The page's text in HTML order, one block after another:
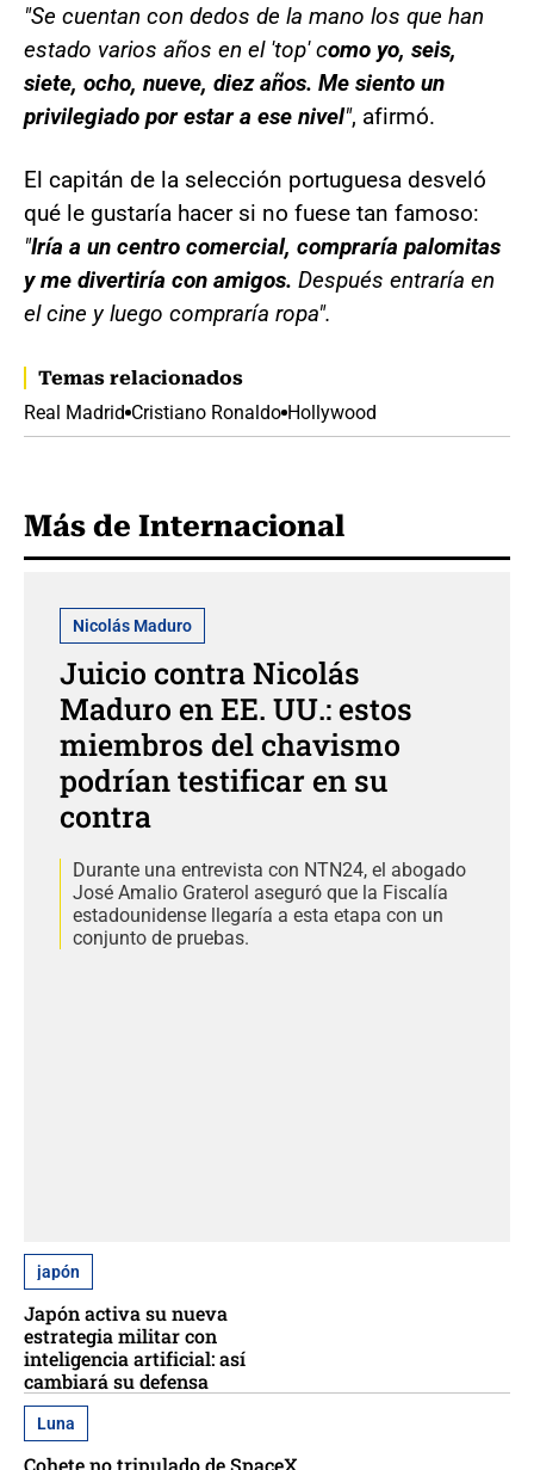
"Se cuentan con dedos de la mano los que han
estado varios años en el 'top' como yo, seis,
siete, ocho, nueve, diez años. Me siento un
privilegiado por estar a ese nivel", afirmó.
El capitán de la selección portuguesa desveló
qué le gustaría hacer si no fuese tan famoso:
"Iría a un centro comercial, compraría palomitas
y me divertiría con amigos. Después entraría en
el cine y luego compraría ropa".
Temas relacionados
Real Madrid Cristiano Ronaldo Hollywood
Más de Internacional
Nicolás Maduro
Juicio contra Nicolás
Maduro en EE. UU.: estos
miembros del chavismo
podrían testificar en su
contra
Durante una entrevista con NTN24, el abogado
José Amalio Graterol aseguró que la Fiscalía
estadounidense llegaría a esta etapa con un
conjunto de pruebas.
japón
Japón activa su nueva
estrategia militar con
inteligencia artificial: así
cambiará su defensa
Luna
Cohete no tripulado de SpaceX